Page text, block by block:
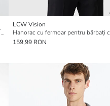
Cardigan Tricotat pentru Bărbați cu Guler Înalt
LCW Vision
159,99 RON